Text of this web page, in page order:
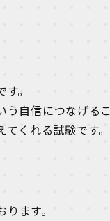
。
自信につなげるこ
くれる試験です。
ます。